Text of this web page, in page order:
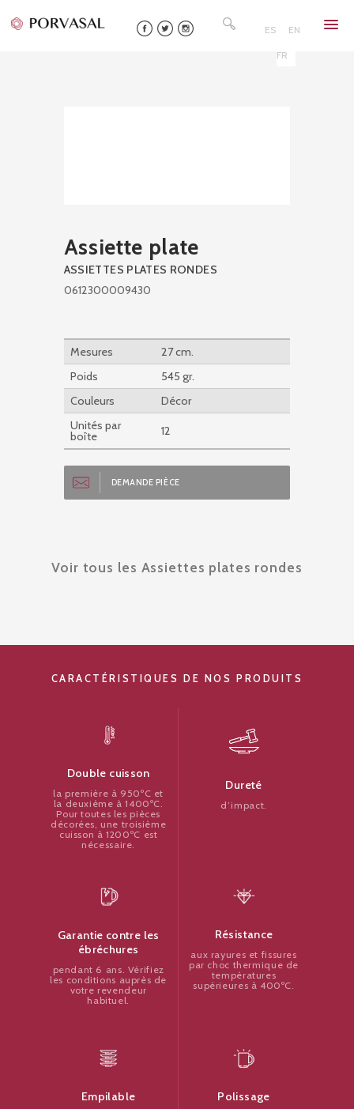
to
ES EN
FR
Assiette plate
ASSIETTES PLATES RONDES
0612300009430
Mesures
27 cm.
Poids
545 gr.
Couleurs
Décor
Unités par
boîte 12
DEMANDE PIÈCE
Voir tous les Assiettes plates rondes
CARACTÉRISTIQUES DE NOS PRODUITS
Double cuisson
la première à 950ºC et
la deuxième à 1400ºC.
Pour toutes les pièces
décorées, une troisième
cuisson à 1200ºC est
nécessaire.
Dureté
d’impact.
Garantie contre les
ébréchures
pendant 6 ans. Vérifiez
les conditions auprès de
votre revendeur
habituel.
Résistance
aux rayures et fissures
par choc thermique de
températures
supérieures à 400ºC.
Empilable Polissage